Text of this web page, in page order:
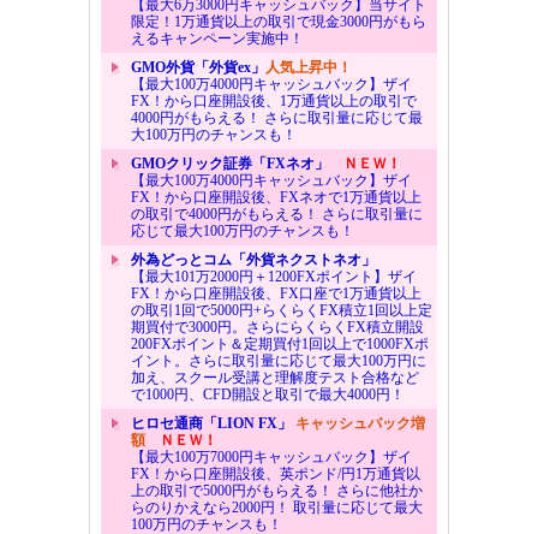
【最大6万3000円キャッシュバック】当サイト
限定！1万通貨以上の取引で現金3000円がもら
えるキャンペーン実施中！
GMO外貨「外貨ex」 人気上昇中！
【最大100万4000円キャッシュバック】ザイ
FX！から口座開設後、1万通貨以上の取引で
4000円がもらえる！ さらに取引量に応じて最
大100万円のチャンスも！
GMOクリック証券「FXネオ」
ＮＥＷ！
【最大100万4000円キャッシュバック】ザイ
FX！から口座開設後、FXネオで1万通貨以上
の取引で4000円がもらえる！ さらに取引量に
応じて最大100万円のチャンスも！
外為どっとコム「外貨ネクストネオ」
【最大101万2000円＋1200FXポイント】ザイ
FX！から口座開設後、FX口座で1万通貨以上
の取引1回で5000円+らくらくFX積立1回以上定
期買付で3000円。さらにらくらくFX積立開設
200FXポイント＆定期買付1回以上で1000FXポ
イント。さらに取引量に応じて最大100万円に
加え、スクール受講と理解度テスト合格など
で1000円、CFD開設と取引で最大4000円！
ヒロセ通商「LION FX」 キャッシュバック増
額ＮＥＷ！
【最大100万7000円キャッシュバック】ザイ
FX！から口座開設後、英ポンド/円1万通貨以
上の取引で5000円がもらえる！ さらに他社か
らのりかえなら2000円！ 取引量に応じて最大
100万円のチャンスも！